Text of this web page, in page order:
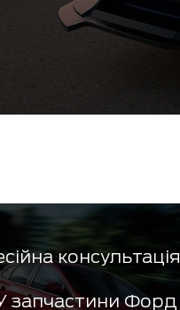
консультація
запчастини Форд